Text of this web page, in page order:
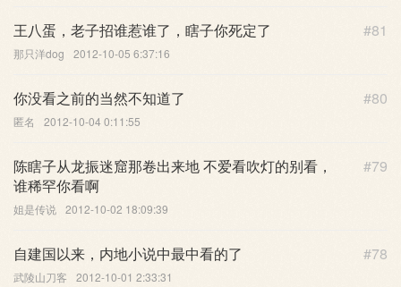
#81
王八蛋，老子招谁惹谁了，瞎子你死定了
那只洋dog 2012-10-05 6:37:16
#80
你没看之前的当然不知道了
匿名 2012-10-04 0:11:55
#79
陈瞎子从龙振迷窟那卷出来地 不爱看吹灯的别看，
谁稀罕你看啊
姐是传说 2012-10-02 18:09:39
#78
自建国以来，内地小说中最中看的了
武陵山刀客 2012-10-01 2:33:31